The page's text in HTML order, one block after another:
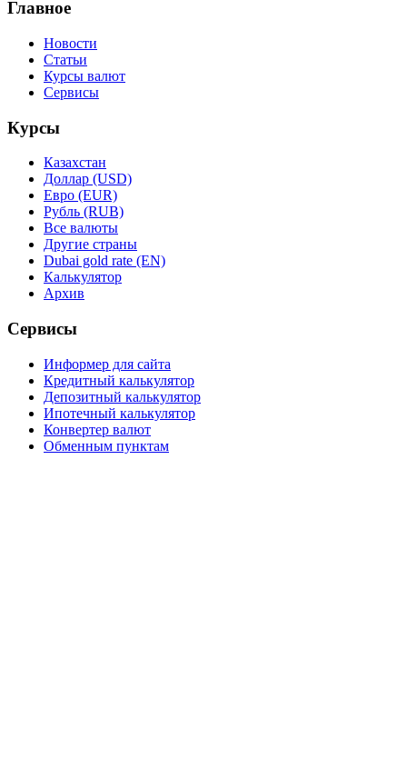
Главное
Новости
Статьи
Курсы валют
Сервисы
Курсы
Казахстан
Доллар (USD)
Евро (EUR)
Рубль (RUB)
Все валюты
Другие страны
Dubai gold rate (EN)
Калькулятор
Архив
Сервисы
Информер для сайта
Кредитный калькулятор
Депозитный калькулятор
Ипотечный калькулятор
Конвертер валют
Обменным пунктам